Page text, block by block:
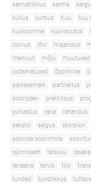
kannatlikkus
karma
küllus
kurbus Kuu kuu
kuuloomine
kuuvarjutus
loovus
lõvi majandus
merkuut
mõju muutused
ootamatused
õppimine
päikesemärk
partnerlus
pööripäev
praktilisus
puhastus
raha rahandus
sekstiil
selgus skorpion
soovide soovimine
sünnikaart
täiskuu
teraapia
tervis töö
tunded
tundlikkus